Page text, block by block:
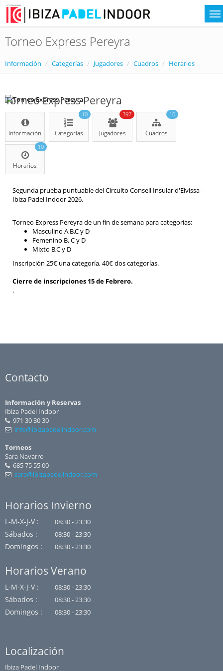
Torneo Express Pereyra
Información Categorías Jugadores Cuadros Horarios
Torneo Express Pereyra
Información Categorías
10
Jugadores
397
Cuadros
10
Horarios
10
Segunda prueba puntuable del Circuito Consell Insular d'Eivissa -
Ibiza Padel Indoor 2026.
Torneo Express Pereyra de un fin de semana para categorías:
Masculino A,B,C y D
Femenino B, C y D
Mixto B,C y D
Inscripción 25€ una categoría, 40€ dos categorías.
Cierre de inscripciones 15 de Febrero.
.
Contacto
Información y Reservas
Ibiza Padel Indoor
971 30 30 30
info@ibizapadelindoor.com
Torneos
Sara Navarro
685 75 55 00
sara@ibizapadelindoor.com
Horarios Invierno
L-M-X-J-V : 08:30 - 23:30
Sábados : 08:30 - 23:30
Domingos : 08:30 - 23:30
Horarios Verano
L-M-X-J-V : 08:30 - 23:30
Sábados : 08:30 - 23:30
Domingos : 08:30 - 23:30
Localización
Ibiza Padel Indoor